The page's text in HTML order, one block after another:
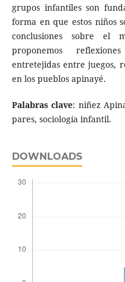
grupos infantiles son
forma en que estos niños
conclusiones sobre el
proponemos
entretejidas entre juegos,
en los pueblos apinayé.
Palabras clave: niñez
pares, sociología infantil.
DOWNLOADS